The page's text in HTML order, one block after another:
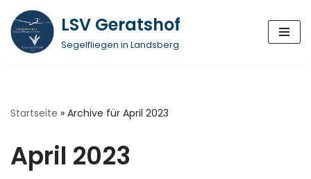
Zum
Inhalt
LSV Geratshof
Segelfliegen in Landsberg
Startseite » Archive für April 2023
April 2023